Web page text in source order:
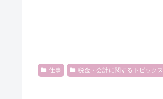
仕事 税金・会計に関するトピックス